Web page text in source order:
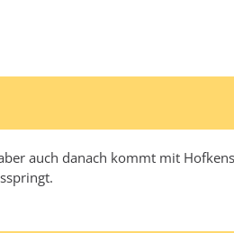
auch danach kommt mit